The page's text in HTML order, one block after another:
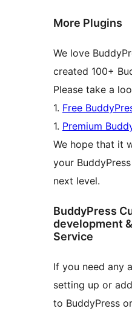
More Plugins
We love
created 100+
Please take a
1. Free
1. Premium
We hope that it
your
next level.
BuddyPress
development
Service
If you need any
setting up or
to BuddyPress